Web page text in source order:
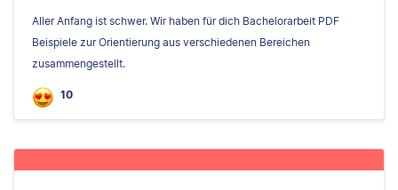
Aller Anfang ist schwer. Wir haben für dich Bachelorarbeit PDF
Beispiele zur Orientierung aus verschiedenen Bereichen
zusammengestellt.
10